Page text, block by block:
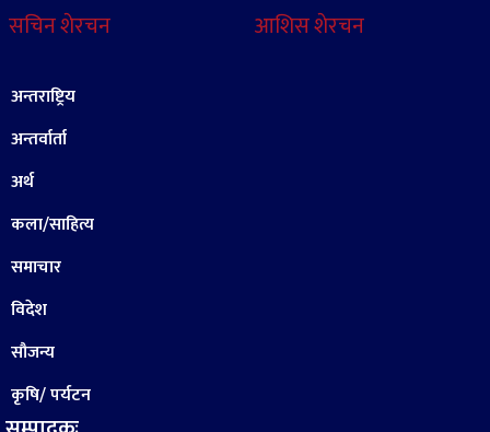
सचिन शेरचन
आशिस शेरचन
अन्तराष्ट्रिय
अन्तर्वार्ता
अर्थ
कला/साहित्य
समाचार
विदेश
सौजन्य
कृषि/ पर्यटन